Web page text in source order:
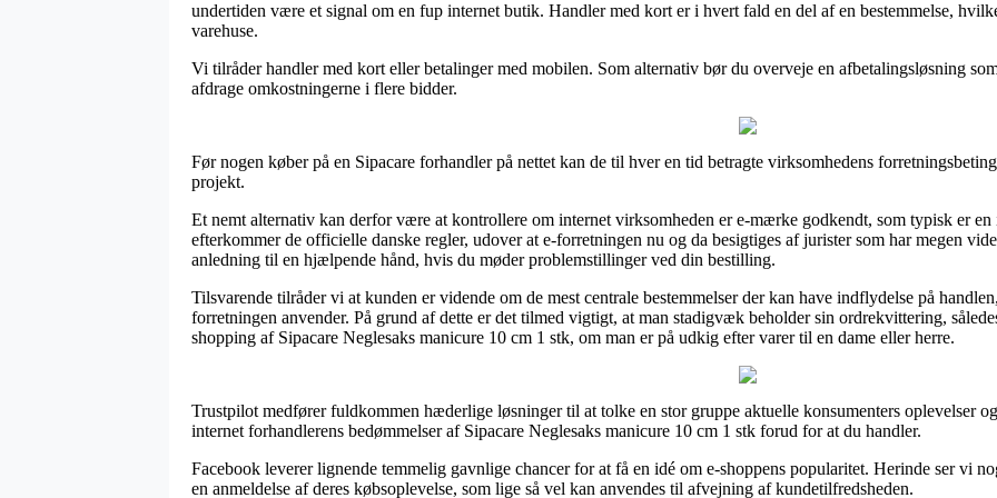
undertiden være et signal om en fup internet butik. Handler med kort er i hvert fald en del af en bestemmelse,
varehuse.
Vi tilråder handler med kort eller betalinger med mobilen. Som alternativ bør du overveje en afbetalingsløsning
afdrage omkostningerne i flere bidder.
Før nogen køber på en Sipacare forhandler på nettet kan de til hver en tid betragte virksomhedens
projekt.
Et nemt alternativ kan derfor være at kontrollere om internet virksomheden er e-mærke godkendt, som typisk er
efterkommer de officielle danske regler, udover at e-forretningen nu og da besigtiges af jurister som har megen
anledning til en hjælpende hånd, hvis du møder problemstillinger ved din bestilling.
Tilsvarende tilråder vi at kunden er vidende om de mest centrale bestemmelser der kan have indflydelse på
forretningen anvender. På grund af dette er det tilmed vigtigt, at man stadigvæk beholder sin ordrekvittering,
shopping af Sipacare Neglesaks manicure 10 cm 1 stk, om man er på udkig efter varer til en dame eller herre.
Trustpilot medfører fuldkommen hæderlige løsninger til at tolke en stor gruppe aktuelle konsumenters oplevelser
internet forhandlerens bedømmelser af Sipacare Neglesaks manicure 10 cm 1 stk forud for at du handler.
Facebook leverer lignende temmelig gavnlige chancer for at få en idé om e-shoppens popularitet. Herinde ser vi
en anmeldelse af deres købsoplevelse, som lige så vel kan anvendes til afvejning af kundetilfredsheden.